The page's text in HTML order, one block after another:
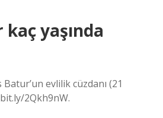
yaşında
evlilik cüzdanı (21
bit.ly/2Qkh9nW.